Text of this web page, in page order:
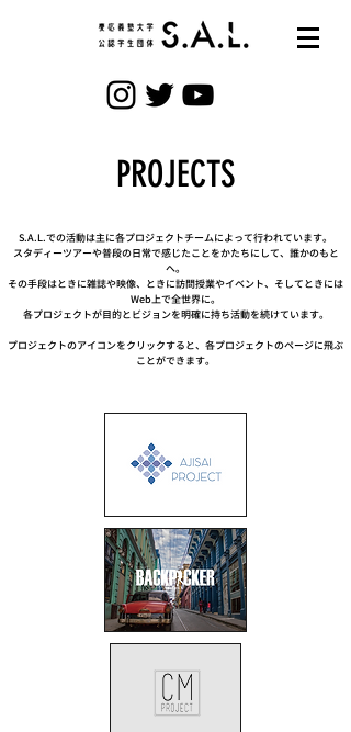
PROJECTS
S.A.L.での活動は主に各プロジェクトチームによって行われています。
スタディーツアーや普段の日常で感じたことをかたちにして、誰かのもと
へ。
その手段はときに雑誌や映像、ときに訪問授業やイベント、そしてときには
Web上で全世界に。
各プロジェクトが目的とビジョンを明確に持ち活動を続けています。
​プロジェクトのアイコンをクリックすると、各プロジェクトのページに飛ぶ
ことができます。